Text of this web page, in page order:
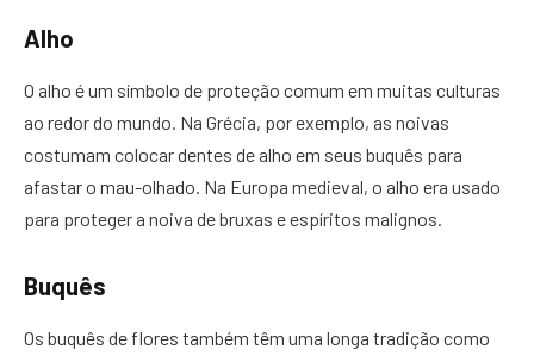
Alho
O alho é um símbolo de proteção comum em muitas culturas
ao redor do mundo. Na Grécia, por exemplo, as noivas
costumam colocar dentes de alho em seus buquês para
afastar o mau-olhado. Na Europa medieval, o alho era usado
para proteger a noiva de bruxas e espíritos malignos.
Buquês
Os buquês de flores também têm uma longa tradição como